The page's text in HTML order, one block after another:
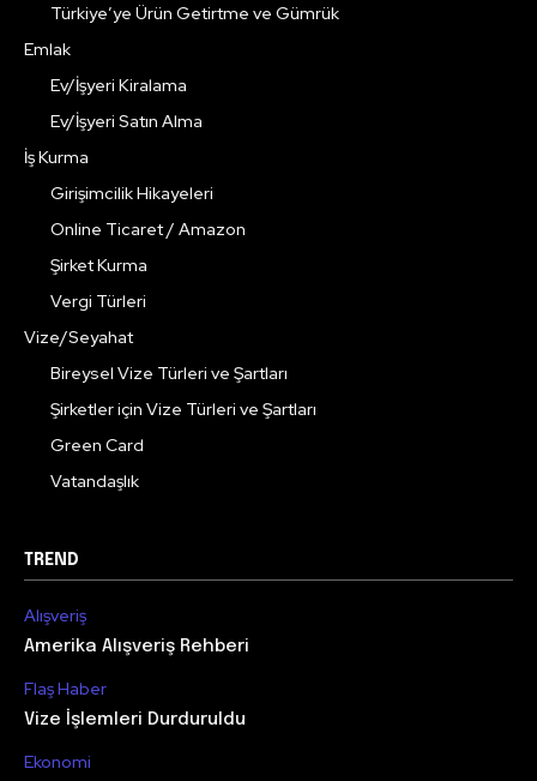
Türkiye’ye Ürün Getirtme ve Gümrük
Emlak
Ev/İşyeri Kiralama
Ev/İşyeri Satın Alma
İş Kurma
Girişimcilik Hikayeleri
Online Ticaret / Amazon
Şirket Kurma
Vergi Türleri
Vize/Seyahat
Bireysel Vize Türleri ve Şartları
Şirketler için Vize Türleri ve Şartları
Green Card
Vatandaşlık
TREND
Alışveriş
Amerika Alışveriş Rehberi
Flaş Haber
Vize İşlemleri Durduruldu
Ekonomi